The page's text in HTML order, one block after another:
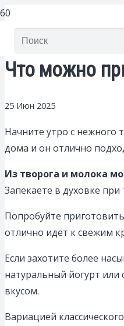
Что можно
25 Июн 2025
Начните утро с нежного
дома и он отлично
Из творога и молока
Запекаете в духовке
Попробуйте приготовить
отлично идет к свежим
Если захотите более
натуральный йогурт
вкусом.
Вариацией